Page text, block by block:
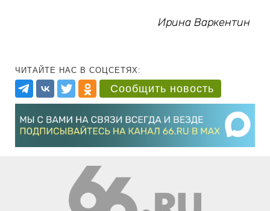
Ирина Варкентин
ЧИТАЙТЕ НАС В СОЦСЕТЯХ:
Сообщить новость